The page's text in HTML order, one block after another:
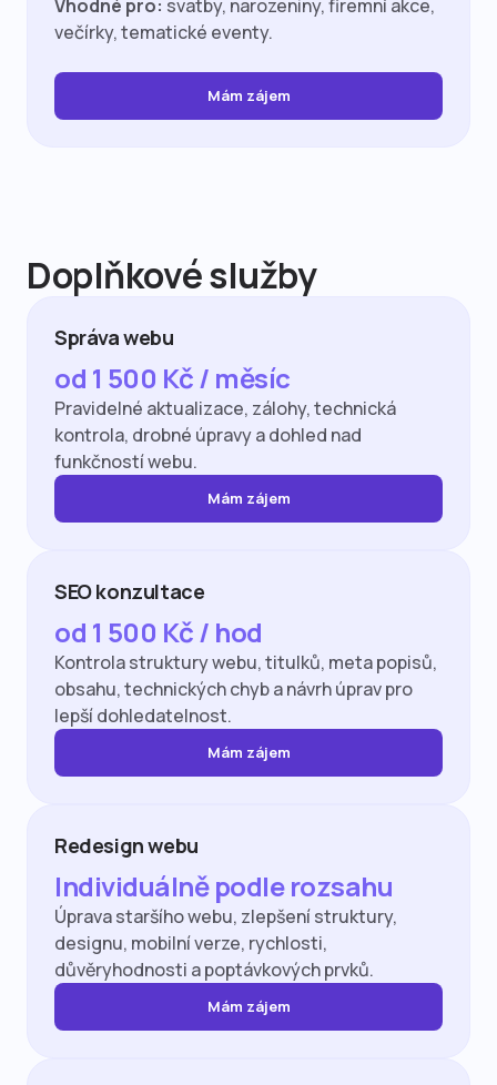
Vhodné pro: svatby, narozeniny, firemní akce,
večírky, tematické eventy.
Mám zájem
Doplňkové služby
Správa webu
od 1 500 Kč / měsíc
Pravidelné aktualizace, zálohy, technická
kontrola, drobné úpravy a dohled nad
funkčností webu.
Mám zájem
SEO konzultace
od 1 500 Kč / hod
Kontrola struktury webu, titulků, meta popisů,
obsahu, technických chyb a návrh úprav pro
lepší dohledatelnost.
Mám zájem
Redesign webu
Individuálně podle rozsahu
Úprava staršího webu, zlepšení struktury,
designu, mobilní verze, rychlosti,
důvěryhodnosti a poptávkových prvků.
Mám zájem